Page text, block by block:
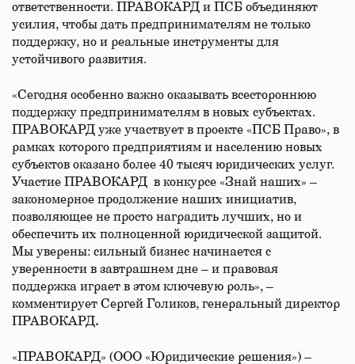
ответственности. ПРАВОКАРД и ПСБ объединяют
усилия, чтобы дать предпринимателям не только
поддержку, но и реальные инструменты для
устойчивого развития.
«Сегодня особенно важно оказывать всестороннюю
поддержку предпринимателям в новых субъектах.
ПРАВОКАРД уже участвует в проекте «ПСБ Право», в
рамках которого предприятиям и населению новых
субъектов оказано более 40 тысяч юридических услуг.
Участие ПРАВОКАРД в конкурсе «Знай наших» –
закономерное продолжение наших инициатив,
позволяющее не просто наградить лучших, но и
обеспечить их полноценной юридической защитой.
Мы уверены: сильный бизнес начинается с
уверенности в завтрашнем дне – и правовая
поддержка играет в этом ключевую роль», –
комментирует Сергей Голиков, генеральный директор
ПРАВОКАРД .
«ПРАВОКАРД» (ООО «Юридические решения») –